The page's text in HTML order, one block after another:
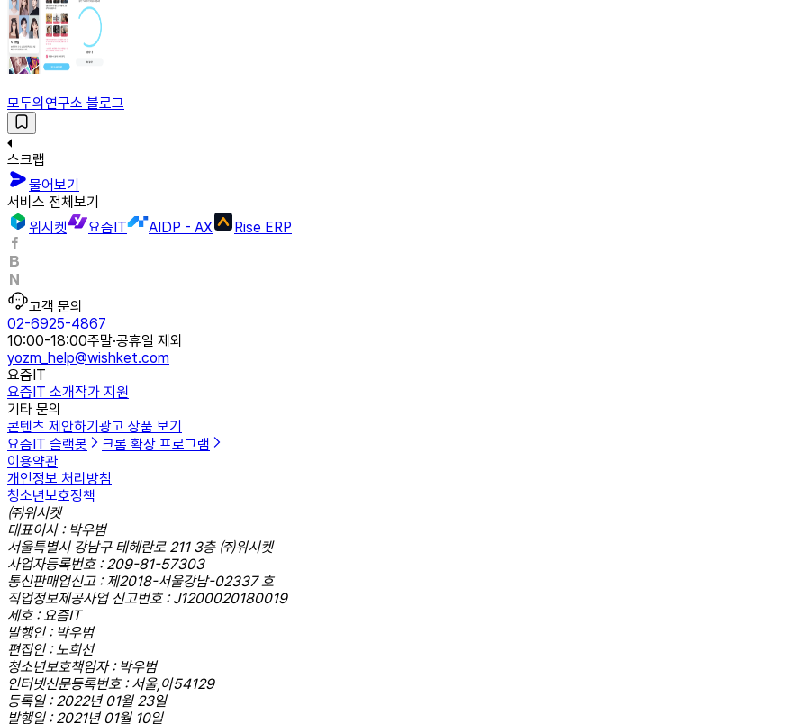
모두의연구소 블로그
스크랩
물어보기
서비스 전체보기
위시켓
요즘IT AIDP - AX Rise ERP
고객 문의
02-6925-4867
10:00-18:00주말·공휴일 제외
yozm_help@wishket.com
요즘IT
요즘IT 소개작가 지원
기타 문의
콘텐츠 제안하기 광고 상품 보기
요즘IT 슬랙봇
크롬 확장 프로그램
이용약관
개인정보 처리방침
청소년보호정책
㈜위시켓
대표이사 : 박우범
서울특별시 강남구 테헤란로 211 3층 ㈜위시켓
사업자등록번호 : 209-81-57303
통신판매업신고 : 제2018-서울강남-02337 호
직업정보제공사업 신고번호 : J1200020180019
제호 : 요즘IT
발행인 : 박우범
편집인 : 노희선
청소년보호책임자 : 박우범
인터넷신문등록번호 : 서울,아54129
등록일 : 2022년 01월 23일
발행일 : 2021년 01월 10일